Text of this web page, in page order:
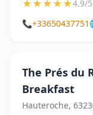
★★★★★4.9/5
📞+33650437751
The Prés du
Breakfast
Hauteroche,